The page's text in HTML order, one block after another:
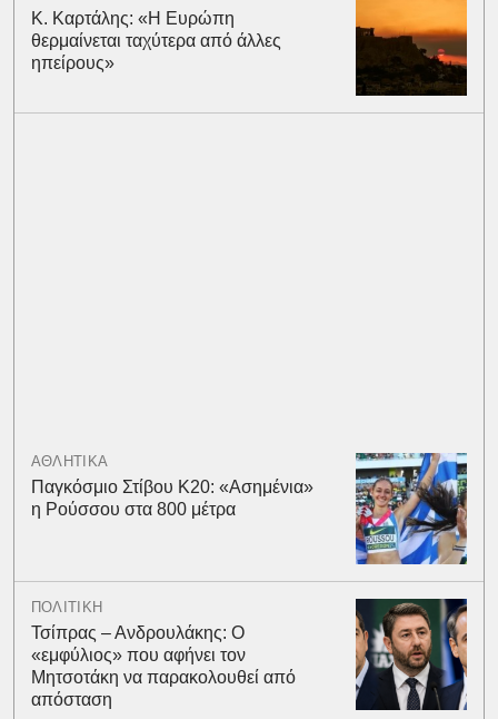
Κ. Καρτάλης: «Η Ευρώπη
θερμαίνεται ταχύτερα από άλλες
ηπείρους»
ΑΘΛΗΤΙΚΑ
Παγκόσμιο Στίβου Κ20: «Ασημένια»
η Ρούσσου στα 800 μέτρα
ΠΟΛΙΤΙΚΗ
Τσίπρας – Ανδρουλάκης: Ο
«εμφύλιος» που αφήνει τον
Μητσοτάκη να παρακολουθεί από
απόσταση